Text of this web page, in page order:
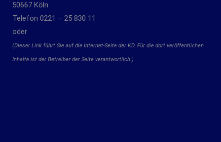
50667 Köln
Telefon 0221 – 25 830 11
oder
(Dieser Link führt Sie auf die Internet-Seite der KD. Für die dort veröffentlichen
Inhalte ist der Betreiber der Seite verantwortlich.)